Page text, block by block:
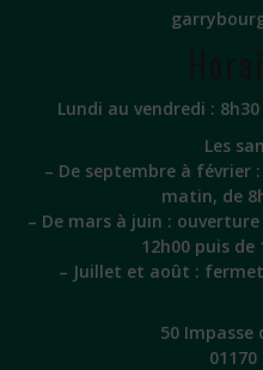
Lundi au vendredi :
Les
– De septembre à février
matin, de
– De mars à juin :
12h00 puis de
– Juillet et août :
50 Impasse
01170